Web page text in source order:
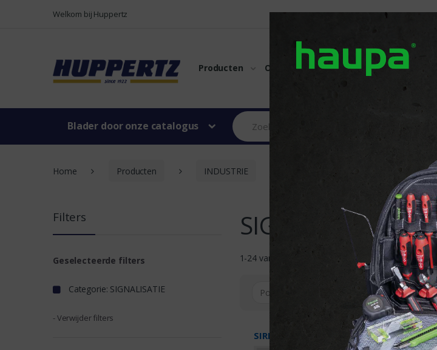
Welkom bij Huppertz
Producten Over ons Onze merken Nieuws
Blader door onze catalogus
Home Producten INDUSTRIE
SIGNALISATIE
1-24 van 43 producten weergegeven
SIRENA CONFIGURATIE ELECTRA
Filters
Geselecteerde filters
Categorie: SIGNALISATIE
- Verwijder filters